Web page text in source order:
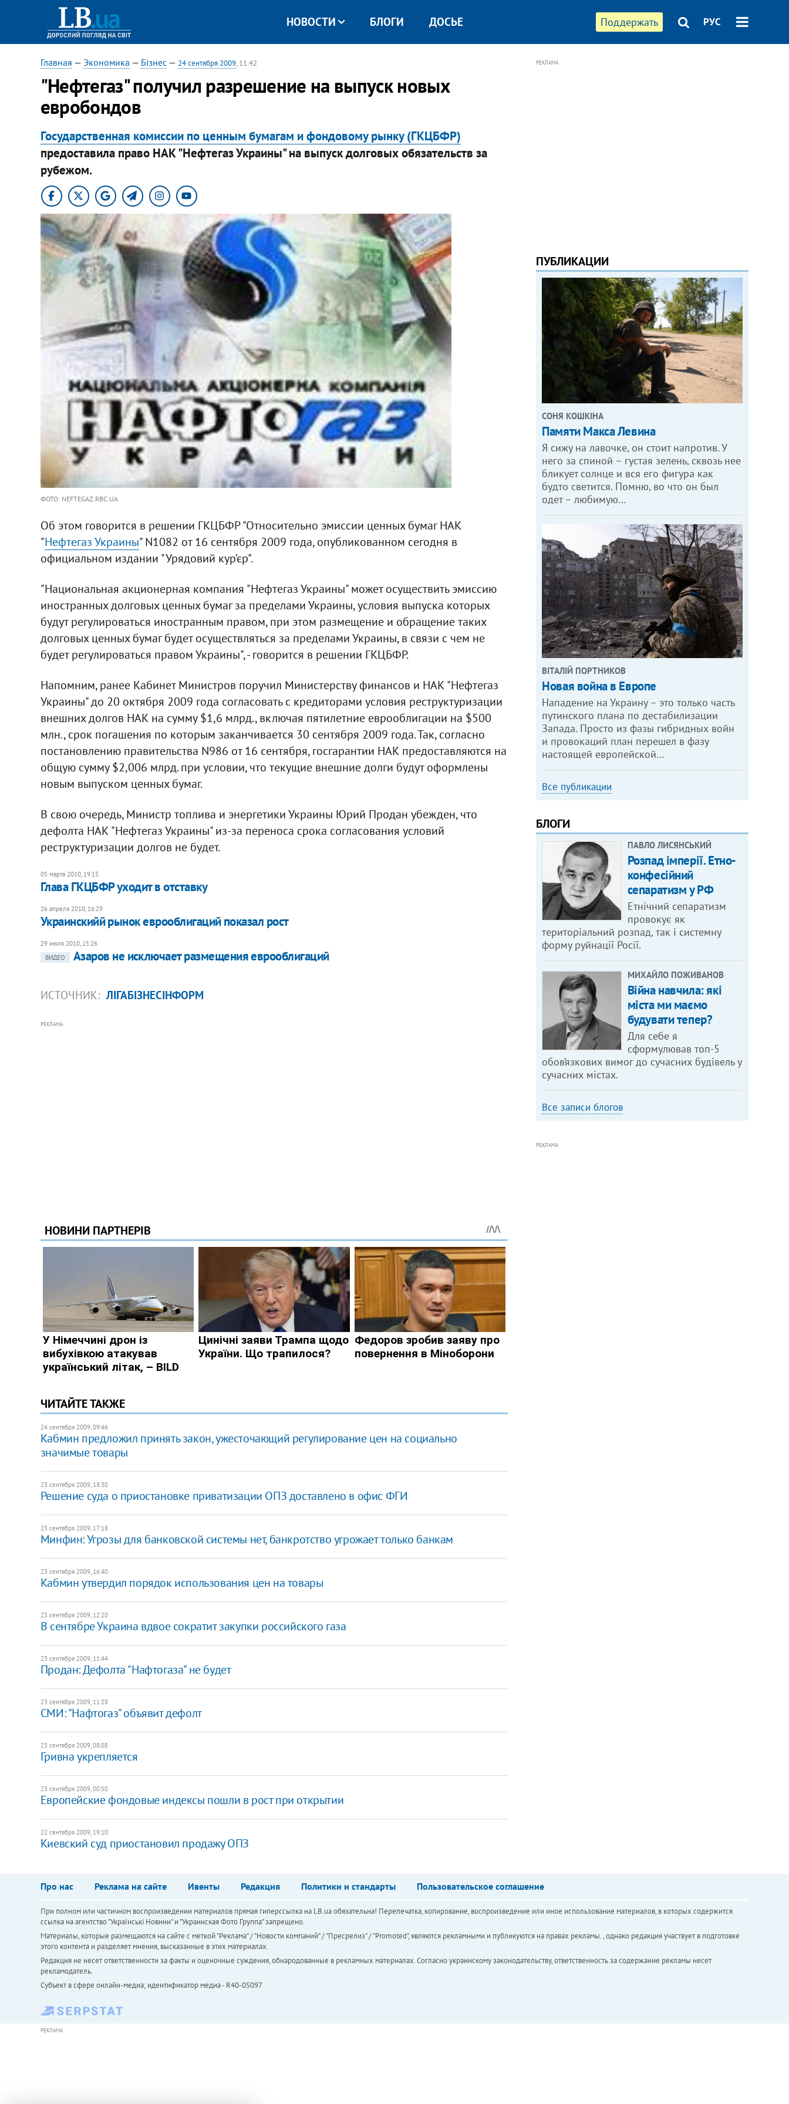
Поддержать РУС
НОВОСТИ БЛОГИ ДОСЬЕ
Главная — Экономика — Бізнес— 24 сентября 2009, 11:42
"Нефтегаз" получил разрешение на выпуск новых
евробондов
Государственная комиссии по ценным бумагам и фондовому рынку (ГКЦБФР)
предоставила право НАК "Нефтегаз Украины" на выпуск долговых обязательств за
рубежом.
ФОТО: NEFTEGAZ.RBC.UA
Об этом говорится в решении ГКЦБФР "Относительно эмиссии ценных бумаг НАК
"Нефтегаз Украины" N1082 от 16 сентября 2009 года, опубликованном сегодня в
официальном издании "Урядовий кур’єр".
"Национальная акционерная компания "Нефтегаз Украины" может осуществить эмиссию
иностранных долговых ценных бумаг за пределами Украины, условия выпуска которых
будут регулироваться иностранным правом, при этом размещение и обращение таких
долговых ценных бумаг будет осуществляться за пределами Украины, в связи с чем не
будет регулироваться правом Украины", - говорится в решении ГКЦБФР.
Напомним, ранее Кабинет Министров поручил Министерству финансов и НАК "Нефтегаз
Украины" до 20 октября 2009 года согласовать с кредиторами условия реструктуризации
внешних долгов НАК на сумму $1,6 млрд., включая пятилетние еврооблигации на $500
млн., срок погашения по которым заканчивается 30 сентября 2009 года. Так, согласно
постановлению правительства N986 от 16 сентября, госгарантии НАК предоставляются на
общую сумму $2,006 млрд. при условии, что текущие внешние долги будут оформлены
новым выпуском ценных бумаг.
В свою очередь, Министр топлива и энергетики Украины Юрий Продан убежден, что
дефолта НАК "Нефтегаз Украины" из-за переноса срока согласования условий
реструктуризации долгов не будет.
05 марта 2010, 19:15
Глава ГКЦБФР уходит в отставку
26 апреля 2010, 16:29
Украинскийй рынок еврооблигаций показал рост
29 июля 2010, 15:26
ВИДЕО
Азаров не исключает размещения еврооблигаций
ИСТОЧНИК: ЛІГАБІЗНЕСІНФОРМ
РЕКЛАМА
ЧИТАЙТЕ ТАКЖЕ
24 сентября 2009, 09:46
Кабмин предложил принять закон, ужесточающий регулирование цен на социально
значимые товары
23 сентября 2009, 18:30
Решение суда о приостановке приватизации ОПЗ доставлено в офис ФГИ
23 сентября 2009, 17:18
Минфин: Угрозы для банковской системы нет, банкротство угрожает только банкам
23 сентября 2009, 16:40
Кабмин утвердил порядок использования цен на товары
23 сентября 2009, 12:20
В сентябре Украина вдвое сократит закупки российского газа
23 сентября 2009, 11:44
Продан: Дефолта "Нафтогаза" не будет
23 сентября 2009, 11:28
СМИ: "Нафтогаз" объявит дефолт
23 сентября 2009, 08:08
Гривна укрепляется
23 сентября 2009, 00:50
Европейские фондовые индексы пошли в рост при открытии
22 сентября 2009, 19:10
Киевский суд приостановил продажу ОПЗ
РЕКЛАМА
ПУБЛИКАЦИИ
СОНЯ КОШКІНА
Памяти Макса Левина
Я сижу на лавочке, он стоит напротив. У
него за спиной – густая зелень, сквозь нее
бликует солнце и вся его фигура как
будто светится. Помню, во что он был
одет – любимую…
ВІТАЛІЙ ПОРТНИКОВ
Новая война в Европе
Нападение на Украину – это только часть
путинского плана по дестабилизации
Запада. Просто из фазы гибридных войн
и провокаций план перешел в фазу
настоящей европейской…
Все публикации
БЛОГИ
ПАВЛО ЛИСЯНСЬКИЙ
Розпад імперії. Етно-
конфесійний
сепаратизм у РФ
Етнічний сепаратизм
провокує як
територіальний розпад, так і системну
форму руйнації Росії.
МИХАЙЛО ПОЖИВАНОВ
Війна навчила: які
міста ми маємо
будувати тепер?
Для себе я
сформулював топ-5
обов’язкових вимог до сучасних будівель у
сучасних містах.
Все записи блогов
РЕКЛАМА
Про нас Реклама на сайте Ивенты Редакция Политики и стандарты Пользовательское соглашение
При полном или частичном воспроизведении материалов прямая гиперссылка на LB.ua обязательна! Перепечатка, копирование, воспроизведение или иное использование материалов, в которых содержится
ссылка на агентство "Українськi Новини" и "Украинская Фото Группа" запрещено.
Материалы, которые размещаются на сайте с меткой "Реклама" / "Новости компаний" / "Пресрелиз" / "Promoted", являются рекламными и публикуются на правах рекламы. , однако редакция участвует в подготовке
этого контента и разделяет мнения, высказанные в этих материалах.
Редакция не несет ответственности за факты и оценочные суждения, обнародованные в рекламных материалах. Согласно украинскому законодательству, ответственность за содержание рекламы несет
рекламодатель.
Субъект в сфере онлайн-медиа; идентификатор медиа - R40-05097
РЕКЛАМА